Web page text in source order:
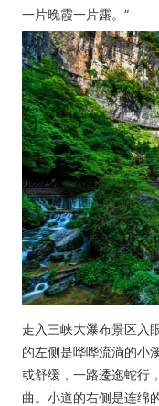
一片晚霞一片露。”
走入三峡大瀑布景区入
的左侧是哗哗流淌的小
或舒缓，一路逶迤蛇行
曲。小道的右侧是连绵